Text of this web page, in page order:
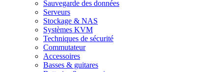
Sauvegarde des données
Serveurs
Stockage & NAS
Systèmes KVM
Techniques de sécurité
Commutateur
Accessoires
Basses & guitares